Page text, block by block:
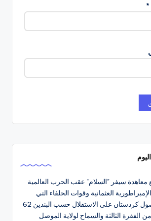
*
معاهدة سيفر "السلام" عقب الحرب العالمية
العثمانية وقوات الحلفاء التي
تضمنت حصول كردستان على الاستقلال حسب البندين 62
و 63 و64 من الفقرة الثالثة والسماح لولاية الموصل